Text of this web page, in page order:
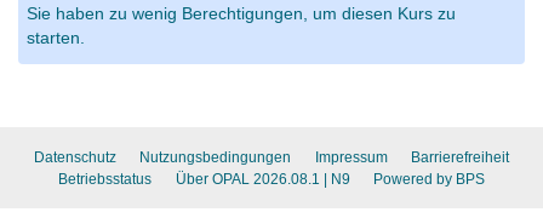
Sie haben zu wenig Berechtigungen, um diesen Kurs zu
starten.
Datenschutz Nutzungsbedingungen Impressum
Barrierefreiheit
Betriebsstatus
Über OPAL 2026.08.1 | N9 Powered by BPS